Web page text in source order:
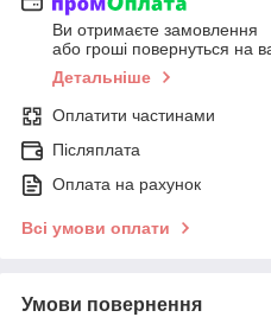
Ви отримаєте замовлення
або гроші повернуться на
Детальніше
Оплатити частинами
Післяплата
Оплата на рахунок
Всі умови оплати
Умови повернення